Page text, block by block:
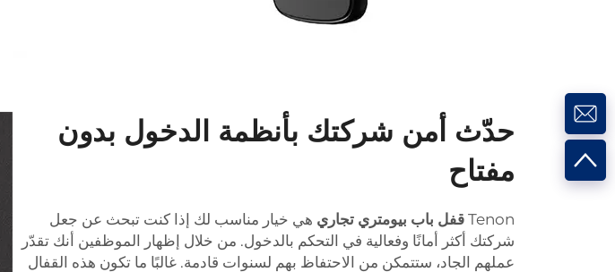
حدّث أمن شركتك بأنظمة الدخول بدون
مفتاح
Tenon قفل باب بيومتري تجاري هي خيار مناسب لك إذا كنت تبحث عن جعل
شركتك أكثر أمانًا وفعالية في التحكم بالدخول. من خلال إظهار الموظفين أنك تقدّر
عملهم الجاد، ستتمكن من الاحتفاظ بهم لسنوات قادمة. غالبًا ما تكون هذه القفال